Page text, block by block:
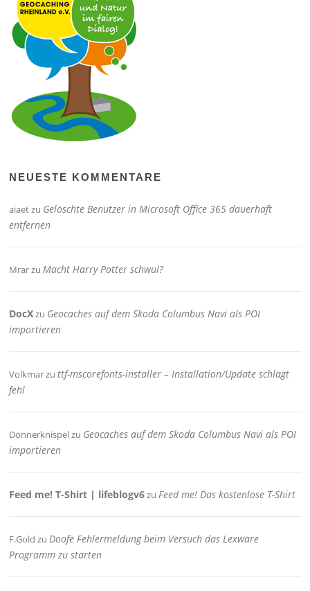
NEUESTE KOMMENTARE
aiaetzu Gelöschte Benutzer in Microsoft Office 365 dauerhaft
entfernen
Mrarzu Macht Harry Potter schwul?
DocXzu Geocaches auf dem Skoda Columbus Navi als POI
importieren
Volkmarzuttf-mscorefonts-installer – Installation/Update schlägt
fehl
Donnerknispelzu Geocaches auf dem Skoda Columbus Navi als POI
importieren
Feed me! T-Shirt | lifeblogv6zu Feed me! Das kostenlose T-Shirt
F.Gold zu Doofe Fehlermeldung beim Versuch das Lexware
Programm zu starten